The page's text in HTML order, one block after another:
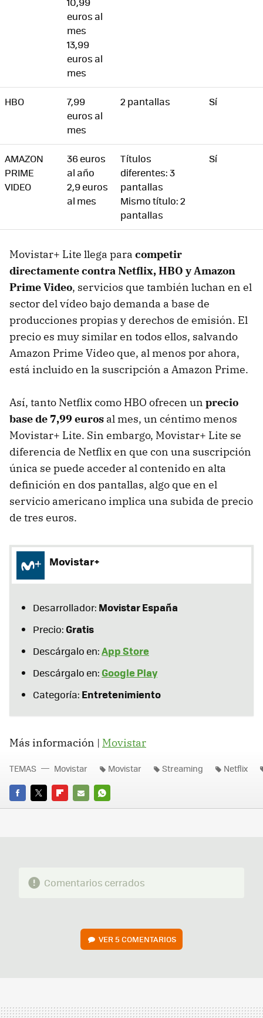
euros al
mes
13,99
euros al
mes
HBO
7,99
euros al
mes
2 pantallas Sí
AMAZON
PRIME
VIDEO
36 euros
al año
2,9 euros
al mes
Títulos
diferentes: 3
pantallas
Mismo título: 2
pantallas
Sí
Movistar+ Lite llega para competir
directamente contra Netflix, HBO y Amazon
Prime Video, servicios que también luchan en el
sector del vídeo bajo demanda a base de
producciones propias y derechos de emisión. El
precio es muy similar en todos ellos, salvando
Amazon Prime Video que, al menos por ahora,
está incluido en la suscripción a Amazon Prime.
Así, tanto Netflix como HBO ofrecen un precio
base de 7,99 euros al mes, un céntimo menos
Movistar+ Lite. Sin embargo, Movistar+ Lite se
diferencia de Netflix en que con una suscripción
única se puede acceder al contenido en alta
definición en dos pantallas, algo que en el
servicio americano implica una subida de precio
de tres euros.
Movistar+
Desarrollador: Movistar España
Precio:Gratis
Descárgalo en:App Store
Descárgalo en: Google Play
Categoría: Entretenimiento
Más información | Movistar
FACEBOOK
TWITTERFLIPBOARD
E-
WHATSAPP
TEMAS Movistar Movistar Streaming Netflix
Comentarios cerrados
VER5 COMENTARIOS